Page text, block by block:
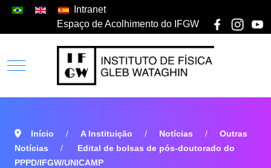
Intranet
Espaço de Acolhimento do IFGW
Início A Instituição Notícias
Outras
Notícias
Edital de bolsas de pós-doutorado do
PPPD/IFGW/UNICAMP